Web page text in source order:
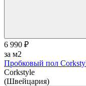
6 990 ₽
за м2
Пробковый пол
Corkstyle
(Швейцария)